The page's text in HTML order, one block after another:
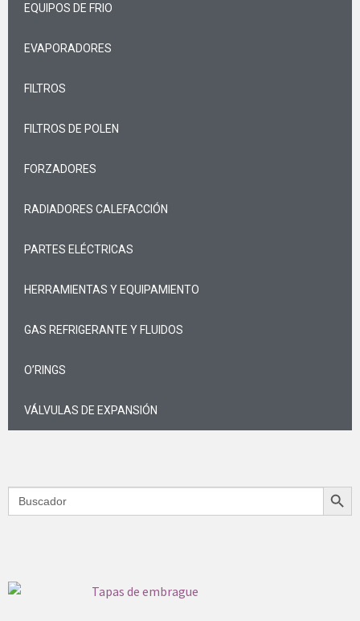
EQUIPOS DE FRIO
EVAPORADORES
FILTROS
FILTROS DE POLEN
FORZADORES
RADIADORES CALEFACCIÓN
PARTES ELÉCTRICAS
HERRAMIENTAS Y EQUIPAMIENTO
GAS REFRIGERANTE Y FLUIDOS
O’RINGS
VÁLVULAS DE EXPANSIÓN
Search
for:
Search